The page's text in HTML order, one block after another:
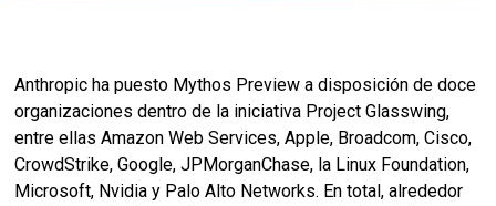
Anthropic ha puesto Mythos Preview a disposición de doce
organizaciones dentro de la iniciativa Project Glasswing,
entre ellas Amazon Web Services, Apple, Broadcom, Cisco,
CrowdStrike, Google, JPMorganChase, la Linux Foundation,
Microsoft, Nvidia y Palo Alto Networks. En total, alrededor